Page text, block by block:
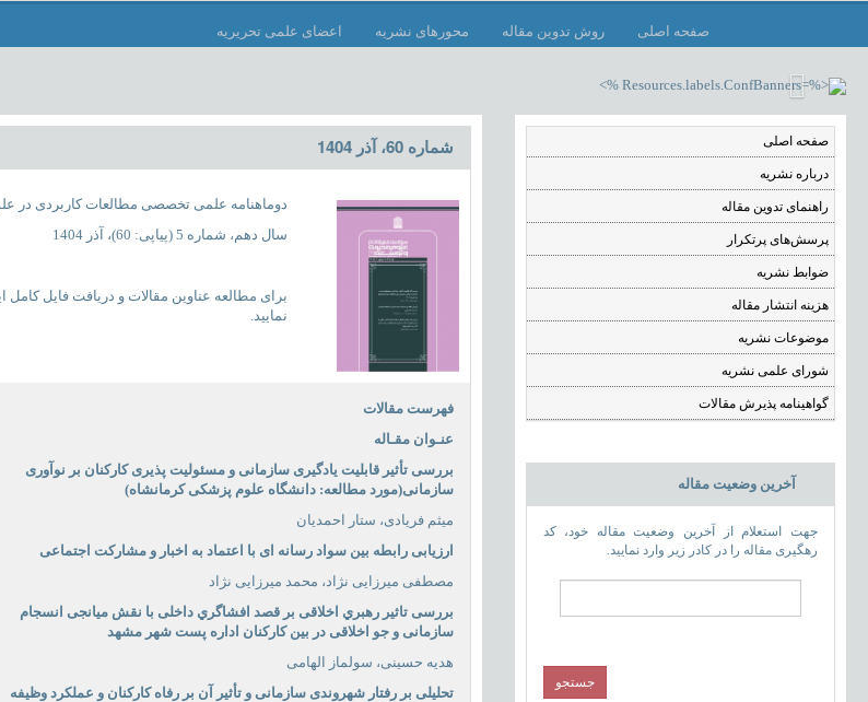
صفحه اصلی روش تدوین مقاله محورهای نشریه اعضای علمی تحریریه
صفحه اصلی
درباره نشریه
راهنمای تدوین مقاله
پرسش‌های پرتکرار
ضوابط نشریه
هزینه انتشار مقاله
موضوعات نشریه
شورای علمی نشریه
گواهینامه پذیرش مقالات
آخرین وضعیت مقاله
جهت استعلام از آخرین وضعیت مقاله خود، کد
رهگیری مقاله را در کادر زیر وارد نمایید.
شماره 60، آذر 1404
دوماهنامه علمی تخصصی مطالعات کاربردی در
سال دهم، شماره 5 (پیاپی: 60)، آذر 1404
برای مطالعه عناوین مقالات و دریافت فایل
نمایید.
فهرست مقالات
عنـوان مقـاله
بررسی تأثیر قابلیت یادگیری سازمانی و مسئولیت پذیری کارکنان بر نوآوری
سازمانی(مورد مطالعه: دانشگاه علوم پزشکی کرمانشاه)
میثم فریادی، ستار احمدیان
ارزیابی رابطه بین سواد رسانه ای با اعتماد به اخبار و مشارکت اجتماعی
مصطفی میرزایی نژاد، محمد میرزایی نژاد
بررسی تاثیر رهبري اخلاقی بر قصد افشاگري داخلی با نقش میانجی انسجام
سازمانی و جو اخلاقی در بین کارکنان اداره پست شهر مشهد
هدیه حسینی، سولماز الهامی
تحلیلی بر رفتار شهروندی سازمانی و تأثیر آن بر رفاه کارکنان و عملکرد وظیفه